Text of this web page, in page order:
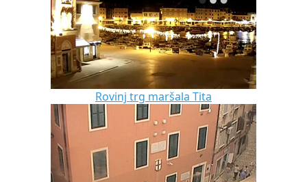
Rovinj trg maršala Tita